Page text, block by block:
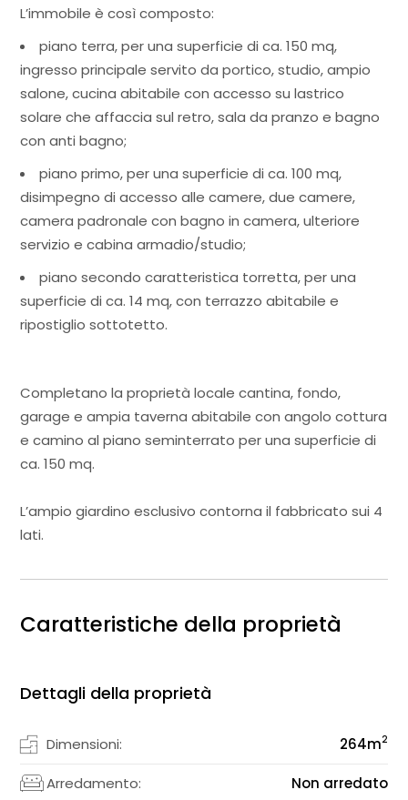
L’immobile è così composto:
piano terra, per una superficie di ca. 150 mq,
ingresso principale servito da portico, studio, ampio
salone, cucina abitabile con accesso su lastrico
solare che affaccia sul retro, sala da pranzo e bagno
con anti bagno;
piano primo, per una superficie di ca. 100 mq,
disimpegno di accesso alle camere, due camere,
camera padronale con bagno in camera, ulteriore
servizio e cabina armadio/studio;
piano secondo caratteristica torretta, per una
superficie di ca. 14 mq, con terrazzo abitabile e
ripostiglio sottotetto.
Completano la proprietà locale cantina, fondo,
garage e ampia taverna abitabile con angolo cottura
e camino al piano seminterrato per una superficie di
ca. 150 mq.
L’ampio giardino esclusivo contorna il fabbricato sui 4
lati.
Caratteristiche della proprietà
Dettagli della proprietà
Dimensioni: 264m2
Arredamento: Non arredato